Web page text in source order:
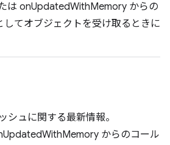
は onUpdatedWithMemory からの
してオブジェクトを受け取るときに
シュに関する最新情報。
からのコール